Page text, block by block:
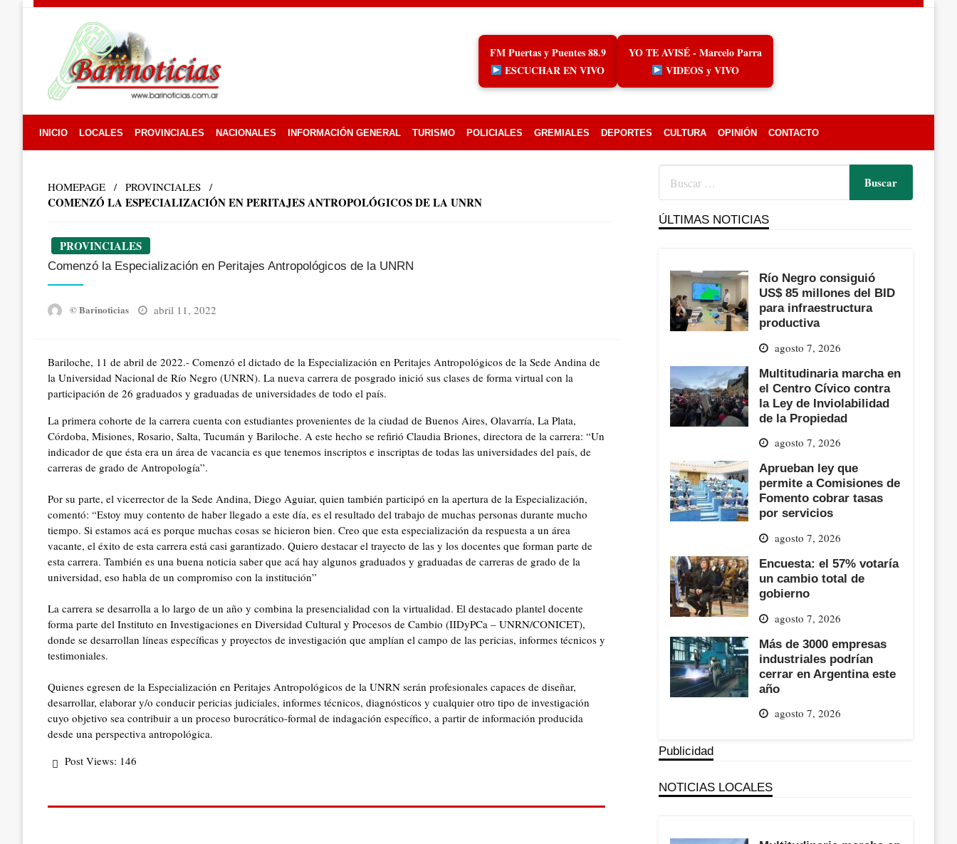
FM Puertas y Puentes 88.9
ESCUCHAR EN VIVO
YO TE AVISÉ - Marcelo Parra
VIDEOS y VIVO
INICIO LOCALES PROVINCIALES NACIONALES INFORMACIÓN GENERAL TURISMO POLICIALES GREMIALES DEPORTES CULTURA OPINIÓN CONTACTO
HOMEPAGE PROVINCIALES
COMENZÓ LA ESPECIALIZACIÓN EN PERITAJES ANTROPOLÓGICOS DE LA UNRN
PROVINCIALES
Comenzó la Especialización en Peritajes Antropológicos de la UNRN
© Barinoticias
Posted
abril 11, 2022
Bariloche, 11 de abril de 2022.- Comenzó el dictado de la Especialización en Peritajes Antropológicos de la Sede Andina de
la Universidad Nacional de Río Negro (UNRN). La nueva carrera de posgrado inició sus clases de forma virtual con la
participación de 26 graduados y graduadas de universidades de todo el país.
La primera cohorte de la carrera cuenta con estudiantes provenientes de la ciudad de Buenos Aires, Olavarría, La Plata,
Córdoba, Misiones, Rosario, Salta, Tucumán y Bariloche. A este hecho se refirió Claudia Briones, directora de la carrera: “Un
indicador de que ésta era un área de vacancia es que tenemos inscriptos e inscriptas de todas las universidades del país, de
carreras de grado de Antropología”.
Por su parte, el vicerrector de la Sede Andina, Diego Aguiar, quien también participó en la apertura de la Especialización,
comentó: “Estoy muy contento de haber llegado a este día, es el resultado del trabajo de muchas personas durante mucho
tiempo. Si estamos acá es porque muchas cosas se hicieron bien. Creo que esta especialización da respuesta a un área
vacante, el éxito de esta carrera está casi garantizado. Quiero destacar el trayecto de las y los docentes que forman parte de
esta carrera. También es una buena noticia saber que acá hay algunos graduados y graduadas de carreras de grado de la
universidad, eso habla de un compromiso con la institución”
La carrera se desarrolla a lo largo de un año y combina la presencialidad con la virtualidad. El destacado plantel docente
forma parte del Instituto en Investigaciones en Diversidad Cultural y Procesos de Cambio (IIDyPCa – UNRN/CONICET),
donde se desarrollan líneas específicas y proyectos de investigación que amplían el campo de las pericias, informes técnicos y
testimoniales.
Quienes egresen de la Especialización en Peritajes Antropológicos de la UNRN serán profesionales capaces de diseñar,
desarrollar, elaborar y/o conducir pericias judiciales, informes técnicos, diagnósticos y cualquier otro tipo de investigación
cuyo objetivo sea contribuir a un proceso burocrático-formal de indagación específico, a partir de información producida
desde una perspectiva antropológica.
Post Views: 146
ÚLTIMAS NOTICIAS
Río Negro consiguió
US$ 85 millones del BID
para infraestructura
productiva
agosto 7, 2026
Multitudinaria marcha en
el Centro Cívico contra
la Ley de Inviolabilidad
de la Propiedad
agosto 7, 2026
Aprueban ley que
permite a Comisiones de
Fomento cobrar tasas
por servicios
agosto 7, 2026
Encuesta: el 57% votaría
un cambio total de
gobierno
agosto 7, 2026
Más de 3000 empresas
industriales podrían
cerrar en Argentina este
año
agosto 7, 2026
Publicidad
NOTICIAS LOCALES